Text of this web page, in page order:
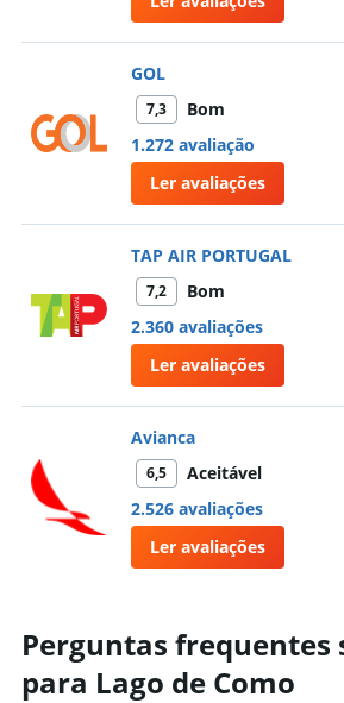
GOL
7,3
Bom
1.272 avaliação
Ler avaliações
TAP AIR PORTUGAL
7,2
Bom
2.360 avaliações
Ler avaliações
Avianca
6,5
Aceitável
2.526 avaliações
Ler avaliações
Perguntas frequentes
para Lago de Como